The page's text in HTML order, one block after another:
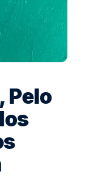
Pelo